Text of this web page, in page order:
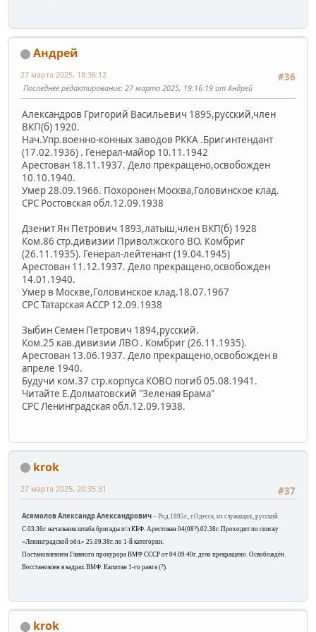
Андрей
#36
27 марта 2025, 18:36:12
Последнее редактирование: 27 марта 2025, 19:16:19 от Андрей
Александров Григорий Васильевич 1895,русский,член
ВКП(б) 1920.
Нач.Упр.военно-конных заводов РККА .Бригинтендант
(17.02.1936) . Генерал-майор 10.11.1942
Арестован 18.11.1937. Дело прекращено,освобожден
10.10.1940.
Умер 28.09.1966. Похоронен Москва,Головинское клад.
СРС Ростовская обл.12.09.1938
Дзенит Ян Петрович 1893,латыш,член ВКП(б) 1928
Ком.86 стр.дивизии Приволжского ВО. Комбриг
(26.11.1935). Генерал-лейтенант (19.04.1945)
Арестован 11.12.1937. Дело прекращено,освобожден
14.01.1940.
Умер в Москве,Головинское клад.18.07.1967
СРС Татарская АССР 12.09.1938
Зыбин Семен Петрович 1894,русский.
Ком.25 кав.дивизии ЛВО . Комбриг (26.11.1935).
Арестован 13.06.1937. Дело прекращено,освобожден в
апреле 1940.
Будучи ком.37 стр.корпуса КОВО погиб 05.08.1941.
Читайте Е.Долматовский "Зеленая Брама"
СРС Ленинградская обл.12.09.1938.
krok
#37
27 марта 2025, 20:35:31
Асямолов Александр Александрович – Род.1895г., г.Одесса, из служащих, русский.
С 03.36г. начальник штаба бригады п/л КБФ. Арестован 04(08?).02.38г. Проходит по списку
«Ленинградской обл.» 25.09.38г. по 1-й категории.
Постановлением Главного прокурора ВМФ СССР от 04.09.40г. дело прекращено. Освобождён.
Восстановлен в кадрах ВМФ. Капитан 1-го ранга (?).
krok